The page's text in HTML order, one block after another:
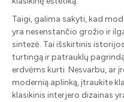
Taigi, galima sakyti, kad
yra nesenstančio grožio ir
sintezė. Tai išskirtinis
turtingą ir patrauklų
erdvėms kurti. Nesvarbu, ar
modernią aplinką, įtraukite
klasikinis interjero dizainas